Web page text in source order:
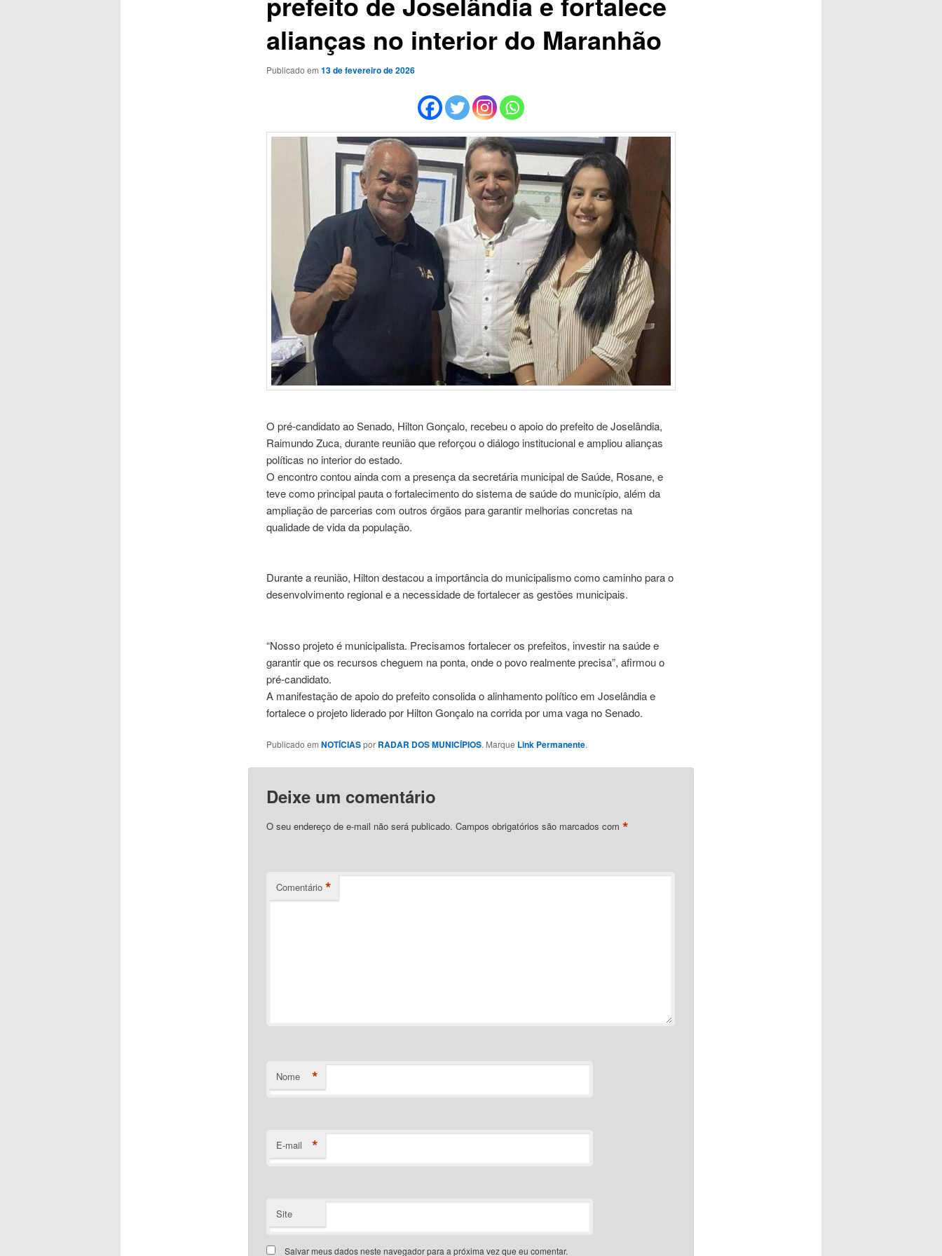
alianças no interior do Maranhão
Publicado em 13 de fevereiro de 2026
O pré-candidato ao Senado, Hilton Gonçalo, recebeu o apoio do prefeito de Joselândia,
Raimundo Zuca, durante reunião que reforçou o diálogo institucional e ampliou alianças
políticas no interior do estado.
O encontro contou ainda com a presença da secretária municipal de Saúde, Rosane, e
teve como principal pauta o fortalecimento do sistema de saúde do município, além da
ampliação de parcerias com outros órgãos para garantir melhorias concretas na
qualidade de vida da população.
Durante a reunião, Hilton destacou a importância do municipalismo como caminho para o
desenvolvimento regional e a necessidade de fortalecer as gestões municipais.
“Nosso projeto é municipalista. Precisamos fortalecer os prefeitos, investir na saúde e
garantir que os recursos cheguem na ponta, onde o povo realmente precisa”, afirmou o
pré-candidato.
A manifestação de apoio do prefeito consolida o alinhamento político em Joselândia e
fortalece o projeto liderado por Hilton Gonçalo na corrida por uma vaga no Senado.
Publicado em NOTÍCIASpor RADAR DOS MUNICÍPIOS. Marque Link Permanente.
Deixe um comentário
O seu endereço de e-mail não será publicado. Campos obrigatórios são marcados com *
Comentário *
Nome *
E-mail *
Site
Salvar meus dados neste navegador para a próxima vez que eu comentar.